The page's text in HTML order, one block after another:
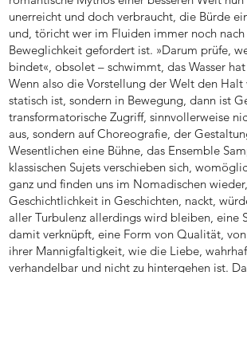
unerreicht und doch verbraucht, die Bürde
und, töricht wer im Fluiden immer noch
Beweglichkeit gefordert ist. »Darum prüfe,
bindet«, obsolet – schwimmt, das Wasser
Wenn also die Vorstellung der Welt den
statisch ist, sondern in Bewegung, dann ist
transformatorische Zugriff, sinnvollerweise
aus, sondern auf Choreografie, der
Wesentlichen eine Bühne, das Ensemble
klassischen Sujets verschieben sich,
ganz und finden uns im Nomadischen
Geschichtlichkeit in Geschichten, nackt,
aller Turbulenz allerdings wird bleiben, eine
damit verknüpft, eine Form von Qualität,
ihrer Mannigfaltigkeit, wie die Liebe,
verhandelbar und nicht zu hintergehen ist.